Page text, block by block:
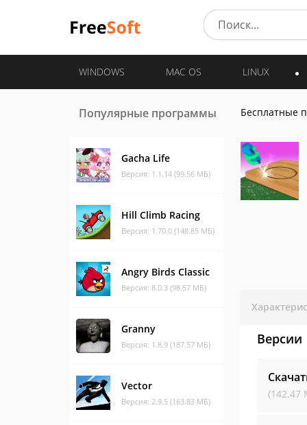
WINDOWS MAC OS LINUX
Популярные программы
Gacha Life
Версия: 1.1.14 (99.56 МБ)
Hill Climb Racing
Версия: 1.70.0 (148.85 МБ)
Angry Birds Classic
Версия: 8.0.3 (98.57 МБ)
Granny
Версия: 1.8.9 (187.57 МБ)
Vector
Версия: 2.9.5 (163.83 МБ)
Бесплатные
Версии
(142.47